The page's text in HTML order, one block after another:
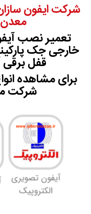
شرکت ایفون
تعمیر نصب
خارجی جک
قفل برقی
برای مشاهده
شرکت